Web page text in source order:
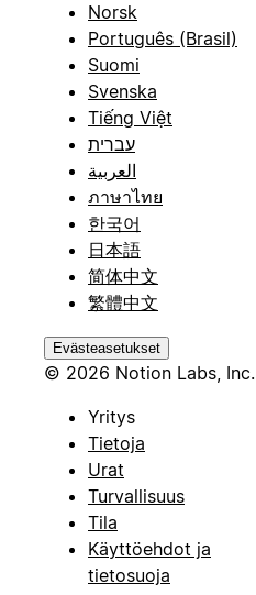
Norsk
Português (Brasil)
Suomi
Svenska
Tiếng Việt
עברית
العربية
ภาษาไทย
한국어
日本語
简体中文
繁體中文
Evästeasetukset
© 2026 Notion Labs, Inc.
Yritys
Tietoja
Urat
Turvallisuus
Tila
Käyttöehdot ja
tietosuoja